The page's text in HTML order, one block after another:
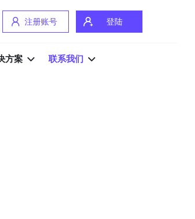
注册账号 登陆
方案 联系我们